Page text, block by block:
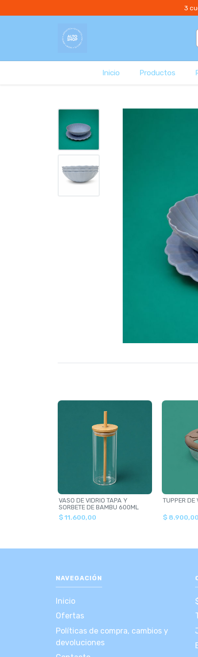
3
Inicio Productos
VASO DE VIDRIO TAPA Y
SORBETE DE BAMBU 600ML
$ 11.600,00
TUPPER DE
$ 8.900,00
NAVEGACIÓN
Inicio
Ofertas
Políticas de compra, cambios y
devoluciones